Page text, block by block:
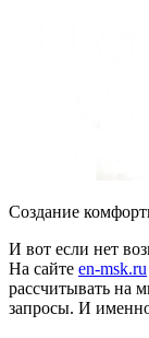
Создание
И вот если нет
На сайте en-msk.ru
рассчитывать на
запросы. И